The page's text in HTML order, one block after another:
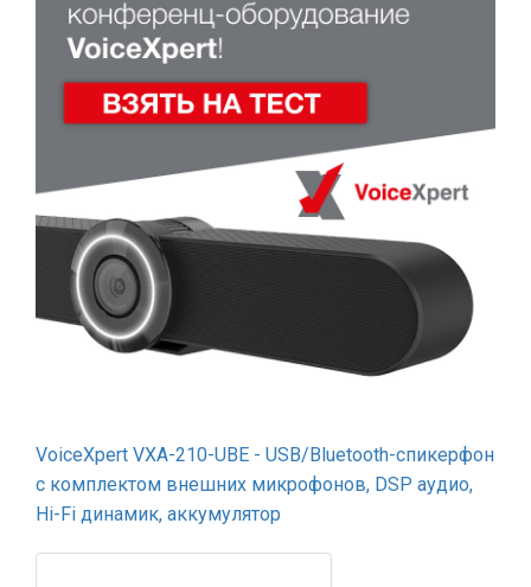
VoiceXpert VXA-210-UBE - USB/Bluetooth-спикерфон
с комплектом внешних микрофонов, DSP аудио,
Hi-Fi динамик, аккумулятор